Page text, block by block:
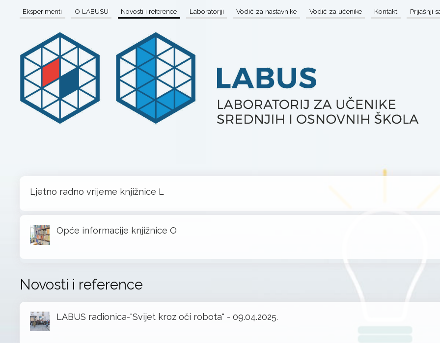
Eksperimenti O LABUSU Novosti i reference Laboratoriji Vodič za nastavnike Vodič za učenike Kontakt Prijašnji
Ljetno radno vrijeme knjižnice L
Opće informacije knjižnice O
Novosti i reference
LABUS radionica-"Svijet kroz oči robota" - 09.04.2025.